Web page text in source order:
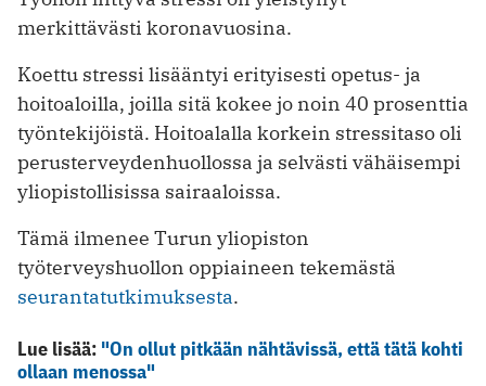
merkittävästi koronavuosina.
Koettu stressi lisääntyi erityisesti opetus- ja
hoitoaloilla, joilla sitä kokee jo noin 40 prosenttia
työntekijöistä. Hoitoalalla korkein stressitaso oli
perusterveydenhuollossa ja selvästi vähäisempi
yliopistollisissa sairaaloissa.
Tämä ilmenee Turun yliopiston
työterveyshuollon oppiaineen tekemästä
seurantatutkimuksesta.
Lue lisää: "On ollut pitkään nähtävissä, että tätä kohti
ollaan menossa"